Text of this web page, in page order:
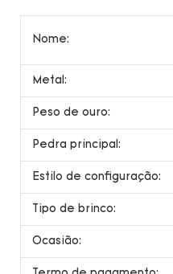
Nome:
Metal:
Peso de ouro:
Pedra principal:
Estilo de configuração:
Tipo de brinco:
Ocasião: